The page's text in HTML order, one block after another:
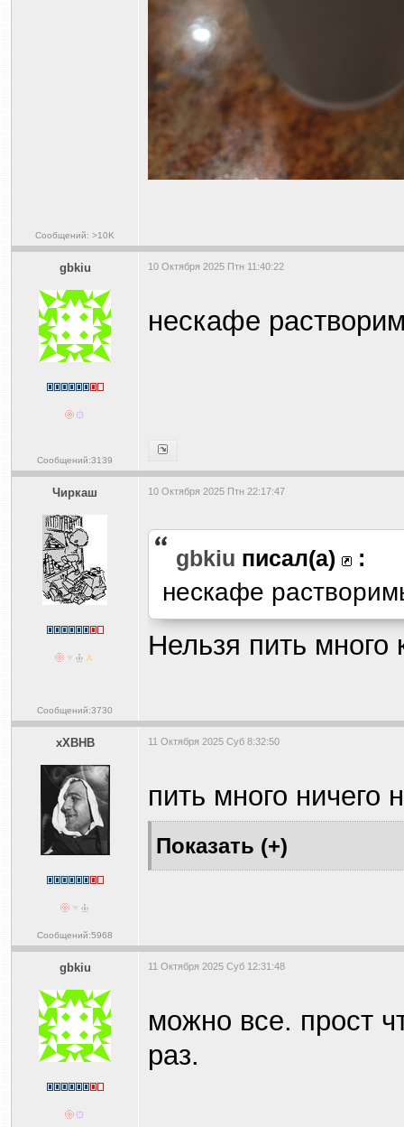
Сообщений: >10K
gbkiu
Сообщений:3139
10 Октября 2025 Птн 11:40:22
нескафе
Чиркаш
Сообщений:3730
10 Октября 2025 Птн 22:17:47
gbkiu писал(а) :
нескафе
Нельзя пить много
xXBHB
Сообщений:5968
11 Октября 2025 Суб 8:32:50
пить много ничего
gbkiu 11 Октября 2025 Суб 12:31:48
можно все. прост
раз.